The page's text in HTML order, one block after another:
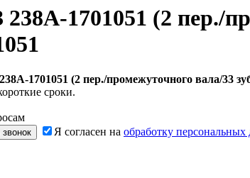
1701051 (2 пер./
1701051 (2 пер./промежуточного вала/33
сроки.
звонок Я согласен на обработку